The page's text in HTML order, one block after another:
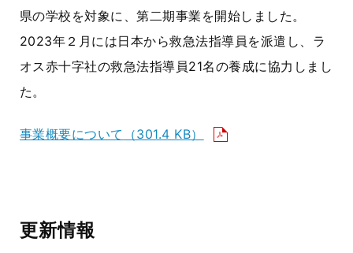
県の学校を対象に、第二期事業を開始しました。
2023年２月には日本から救急法指導員を派遣し、ラ
オス赤十字社の救急法指導員21名の養成に協力しまし
た。
事業概要について （301.4 KB）
更新情報